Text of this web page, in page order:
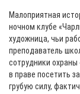
Малоприятная
ночном клубе
художница, чьи
преподаватель
сотрудники охраны
в праве посетить
грубую силу,